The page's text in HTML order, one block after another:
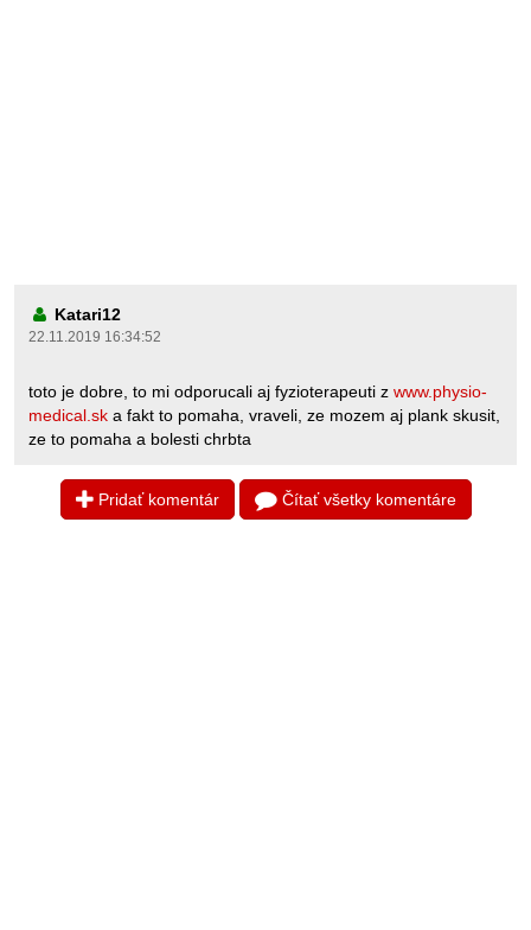
Katari12
22.11.2019 16:34:52
toto je dobre, to mi odporucali aj fyzioterapeuti z www.physio-
medical.sk a fakt to pomaha, vraveli, ze mozem aj plank skusit,
ze to pomaha a bolesti chrbta
Pridať komentár Čítať všetky komentáre